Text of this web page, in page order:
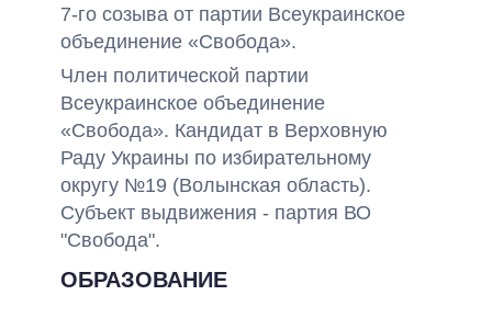
7-го созыва от партии Всеукраинское
объединение «Свобода».
Член политической партии
Всеукраинское объединение
«Свобода». Кандидат в Верховную
Раду Украины по избирательному
округу №19 (Волынская область).
Субъект выдвижения - партия ВО
"Свобода".
ОБРАЗОВАНИЕ